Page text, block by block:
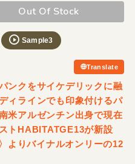
Out Of Stock
Sample3
Translate
ンクをサイケデリックに融
ィラインでも印象付けるパ
米アルゼンチン出身で現在
トHABITATGE13が新設
よりバイナルオンリーの12